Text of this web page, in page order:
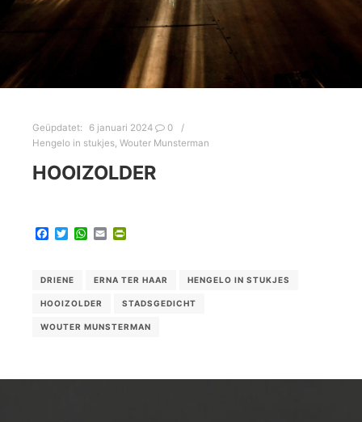
Geüpdatet: 6 januari 2024
0
Hengelo in stukjes, Wouter Munsterman
HOOIZOLDER
Facebook
TwitterWhatsApp
Email
DRIENE ERNA TER HAAR HENGELO IN STUKJES
HOOIZOLDER STADSGEDICHT
WOUTER MUNSTERMAN